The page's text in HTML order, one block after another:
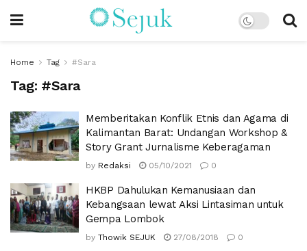
Home Tag #Sara
Tag: #Sara
Memberitakan Konflik Etnis dan Agama di
Kalimantan Barat: Undangan Workshop &
Story Grant Jurnalisme Keberagaman
by Redaksi 05/10/2021 0
HKBP Dahulukan Kemanusiaan dan
Kebangsaan lewat Aksi Lintasiman untuk
Gempa Lombok
by Thowik SEJUK 27/08/2018 0